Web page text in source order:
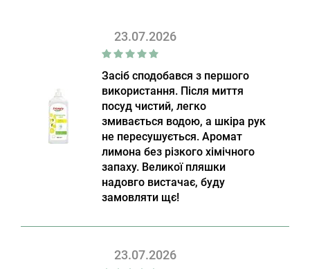
23.07.2026
Засіб сподобався з першого
використання. Після миття
посуд чистий, легко
змивається водою, а шкіра рук
не пересушується. Аромат
лимона без різкого хімічного
запаху. Великої пляшки
надовго вистачає, буду
замовляти щє!
23.07.2026